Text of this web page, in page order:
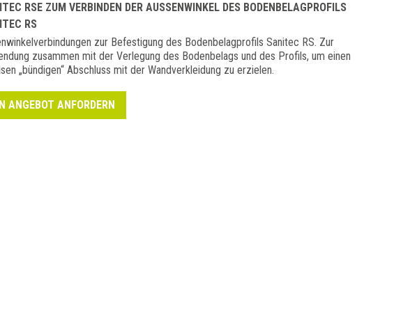
RSE ZUM VERBINDEN DER AUSSENWINKEL DES BODENBELAGPROFILS S
RS
zur Befestigung des Bodenbelagprofils Sanitec RS. Zur
zusammen mit der Verlegung des Bodenbelags und des Profils, um einen
„bündigen“ Abschluss mit der Wandverkleidung zu erzielen.
ANGEBOT ANFORDERN